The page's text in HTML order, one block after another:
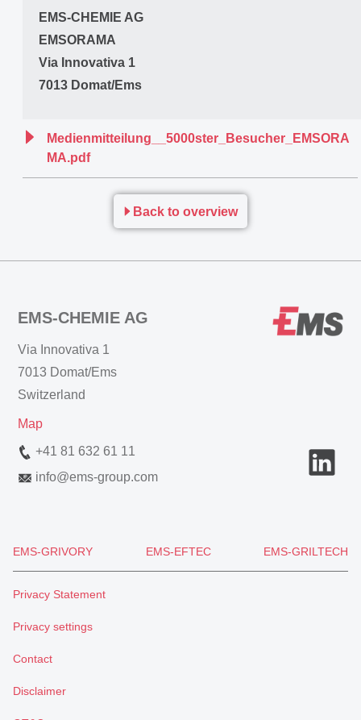
EMS-CHEMIE AG
EMSORAMA
Via Innovativa 1
7013 Domat/Ems
Medienmitteilung__5000ster_Besucher_EMSORA
MA.pdf
Back to overview
EMS-CHEMIE AG
Via Innovativa 1
7013 Domat/Ems
Switzerland
Map
+41 81 632 61 11
info@ems-group.com
EMS-GRIVORY EMS-EFTEC EMS-GRILTECH
Privacy Statement
Privacy settings
Contact
Disclaimer